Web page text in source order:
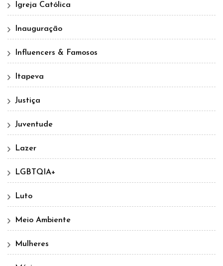
Igreja Católica
Inauguração
Influencers & Famosos
Itapeva
Justiça
Juventude
Lazer
LGBTQIA+
Luto
Meio Ambiente
Mulheres